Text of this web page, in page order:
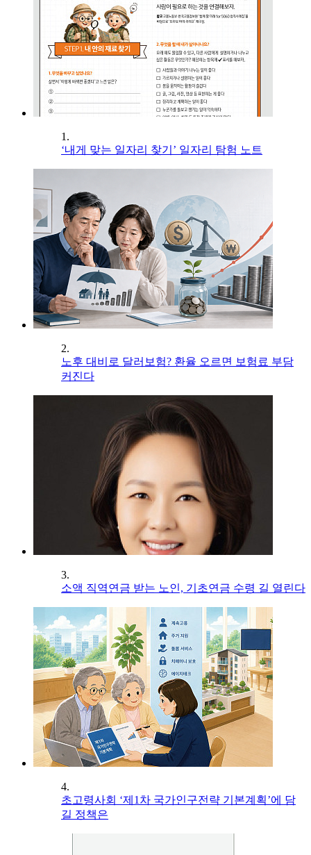
1.
‘내게 맞는 일자리 찾기’ 일자리 탐험 노트
2.
노후 대비로 달러보험? 환율 오르면 보험료 부담
커진다
3.
소액 직역연금 받는 노인, 기초연금 수령 길 열린다
4.
초고령사회 ‘제1차 국가인구전략 기본계획’에 담
길 정책은